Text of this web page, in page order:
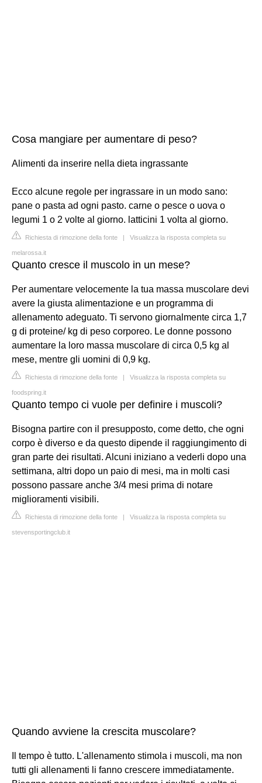
Cosa mangiare per aumentare di peso?
Alimenti da inserire nella dieta ingrassante
Ecco alcune regole per ingrassare in un modo sano:
pane o pasta ad ogni pasto. carne o pesce o uova o
legumi 1 o 2 volte al giorno. latticini 1 volta al giorno.
Richiesta di rimozione della fonte | Visualizza la risposta completa su
melarossa.it
Quanto cresce il muscolo in un mese?
Per aumentare velocemente la tua massa muscolare devi
avere la giusta alimentazione e un programma di
allenamento adeguato. Ti servono giornalmente circa 1,7
g di proteine/ kg di peso corporeo. Le donne possono
aumentare la loro massa muscolare di circa 0,5 kg al
mese, mentre gli uomini di 0,9 kg.
Richiesta di rimozione della fonte | Visualizza la risposta completa su
foodspring.it
Quanto tempo ci vuole per definire i muscoli?
Bisogna partire con il presupposto, come detto, che ogni
corpo è diverso e da questo dipende il raggiungimento di
gran parte dei risultati. Alcuni iniziano a vederli dopo una
settimana, altri dopo un paio di mesi, ma in molti casi
possono passare anche 3/4 mesi prima di notare
miglioramenti visibili.
Richiesta di rimozione della fonte | Visualizza la risposta completa su
stevensportingclub.it
Quando avviene la crescita muscolare?
Il tempo è tutto. L'allenamento stimola i muscoli, ma non
tutti gli allenamenti li fanno crescere immediatamente.